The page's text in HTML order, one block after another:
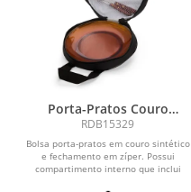
Porta-Pratos Couro
Sintético
RDB15329
Bolsa porta-pratos em couro sintético
e fechamento em zíper. Possui
compartimento interno que inclui